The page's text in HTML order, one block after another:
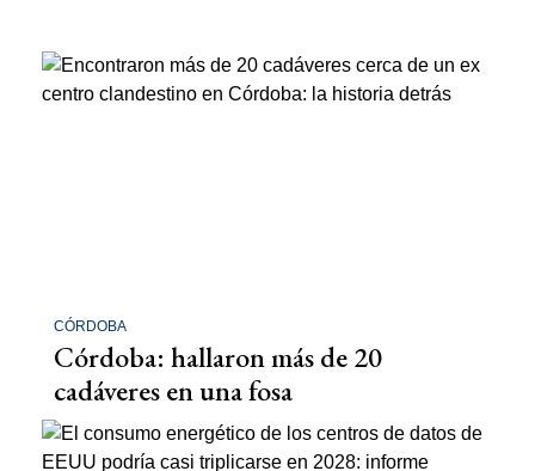
CÓRDOBA
Córdoba: hallaron más de 20
cadáveres en una fosa